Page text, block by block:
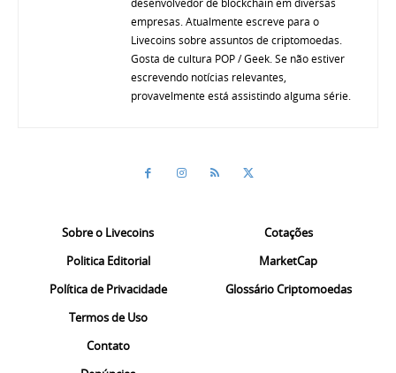
desenvolvedor de blockchain em diversas
empresas. Atualmente escreve para o
Livecoins sobre assuntos de criptomoedas.
Gosta de cultura POP / Geek. Se não estiver
escrevendo notícias relevantes,
provavelmente está assistindo alguma série.
Sobre o Livecoins
Politica Editorial
Política de Privacidade
Termos de Uso
Contato
Cotações
MarketCap
Glossário Criptomoedas